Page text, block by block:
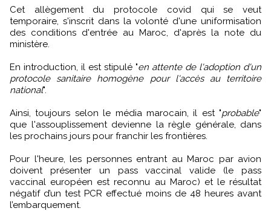
Cet allègement du protocole covid qui se veut
temporaire, s'inscrit dans la volonté d'une uniformisation
des conditions d'entrée au Maroc, d'après la note du
ministère.
En introduction, il est stipulé "en attente de l'adoption d'un
protocole sanitaire homogène pour l'accès au territoire
national".
Ainsi, toujours selon le média marocain, il est "probable"
que l'assouplissement devienne la règle générale, dans
les prochains jours pour franchir les frontières.
Pour l'heure, les personnes entrant au Maroc par avion
doivent présenter un pass vaccinal valide (le pass
vaccinal européen est reconnu au Maroc) et le résultat
négatif d’un test PCR effectué moins de 48 heures avant
l’embarquement.